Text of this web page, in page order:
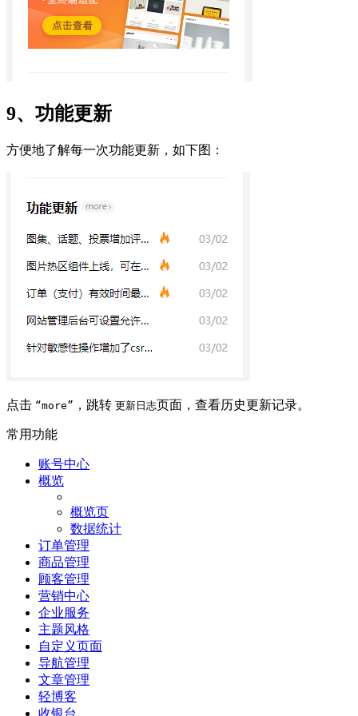
9、功能更新
方便地了解每一次功能更新，如下图：
点击 “more” ，跳转 更新日志页面，查看历史更新记录。
常用功能
账号中心
概览
概览页
数据统计
订单管理
商品管理
顾客管理
营销中心
企业服务
主题风格
自定义页面
导航管理
文章管理
轻博客
收银台